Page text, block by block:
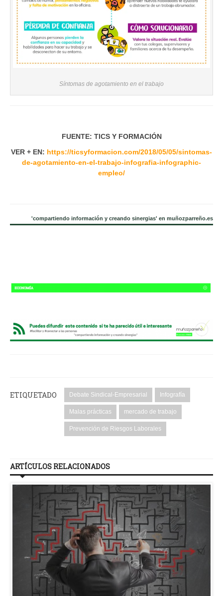
Síntomas de agotamiento en el trabajo
FUENTE: TICS Y FORMACIÓN
VER + EN: https://ticsyformacion.com/2018/05/05/sintomas-
de-agotamiento-en-el-trabajo-infografia-infographic-
empleo/
'compartiendo información y creando sinergias' en muñozparreño.es
ETIQUETADO Debate Sindical-Empresarial Infografía
Malas prácticas mercado de trabajo
Prevención de Riesgos Laborales
ARTÍCULOS RELACIONADOS